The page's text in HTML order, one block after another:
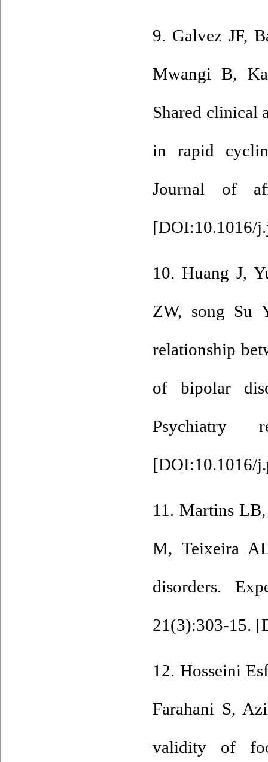
9. Galvez JF,
Mwangi B,
Shared clinical
in rapid
Journal of
[DOI:10.1016/
10. Huang J,
ZW, song Su
relationship
of bipolar
Psychiatry
[DOI:10.1016/
11. Martins LB,
M, Teixeira
disorders.
21(3):303-15. [
12. Hosseini
Farahani S,
validity of